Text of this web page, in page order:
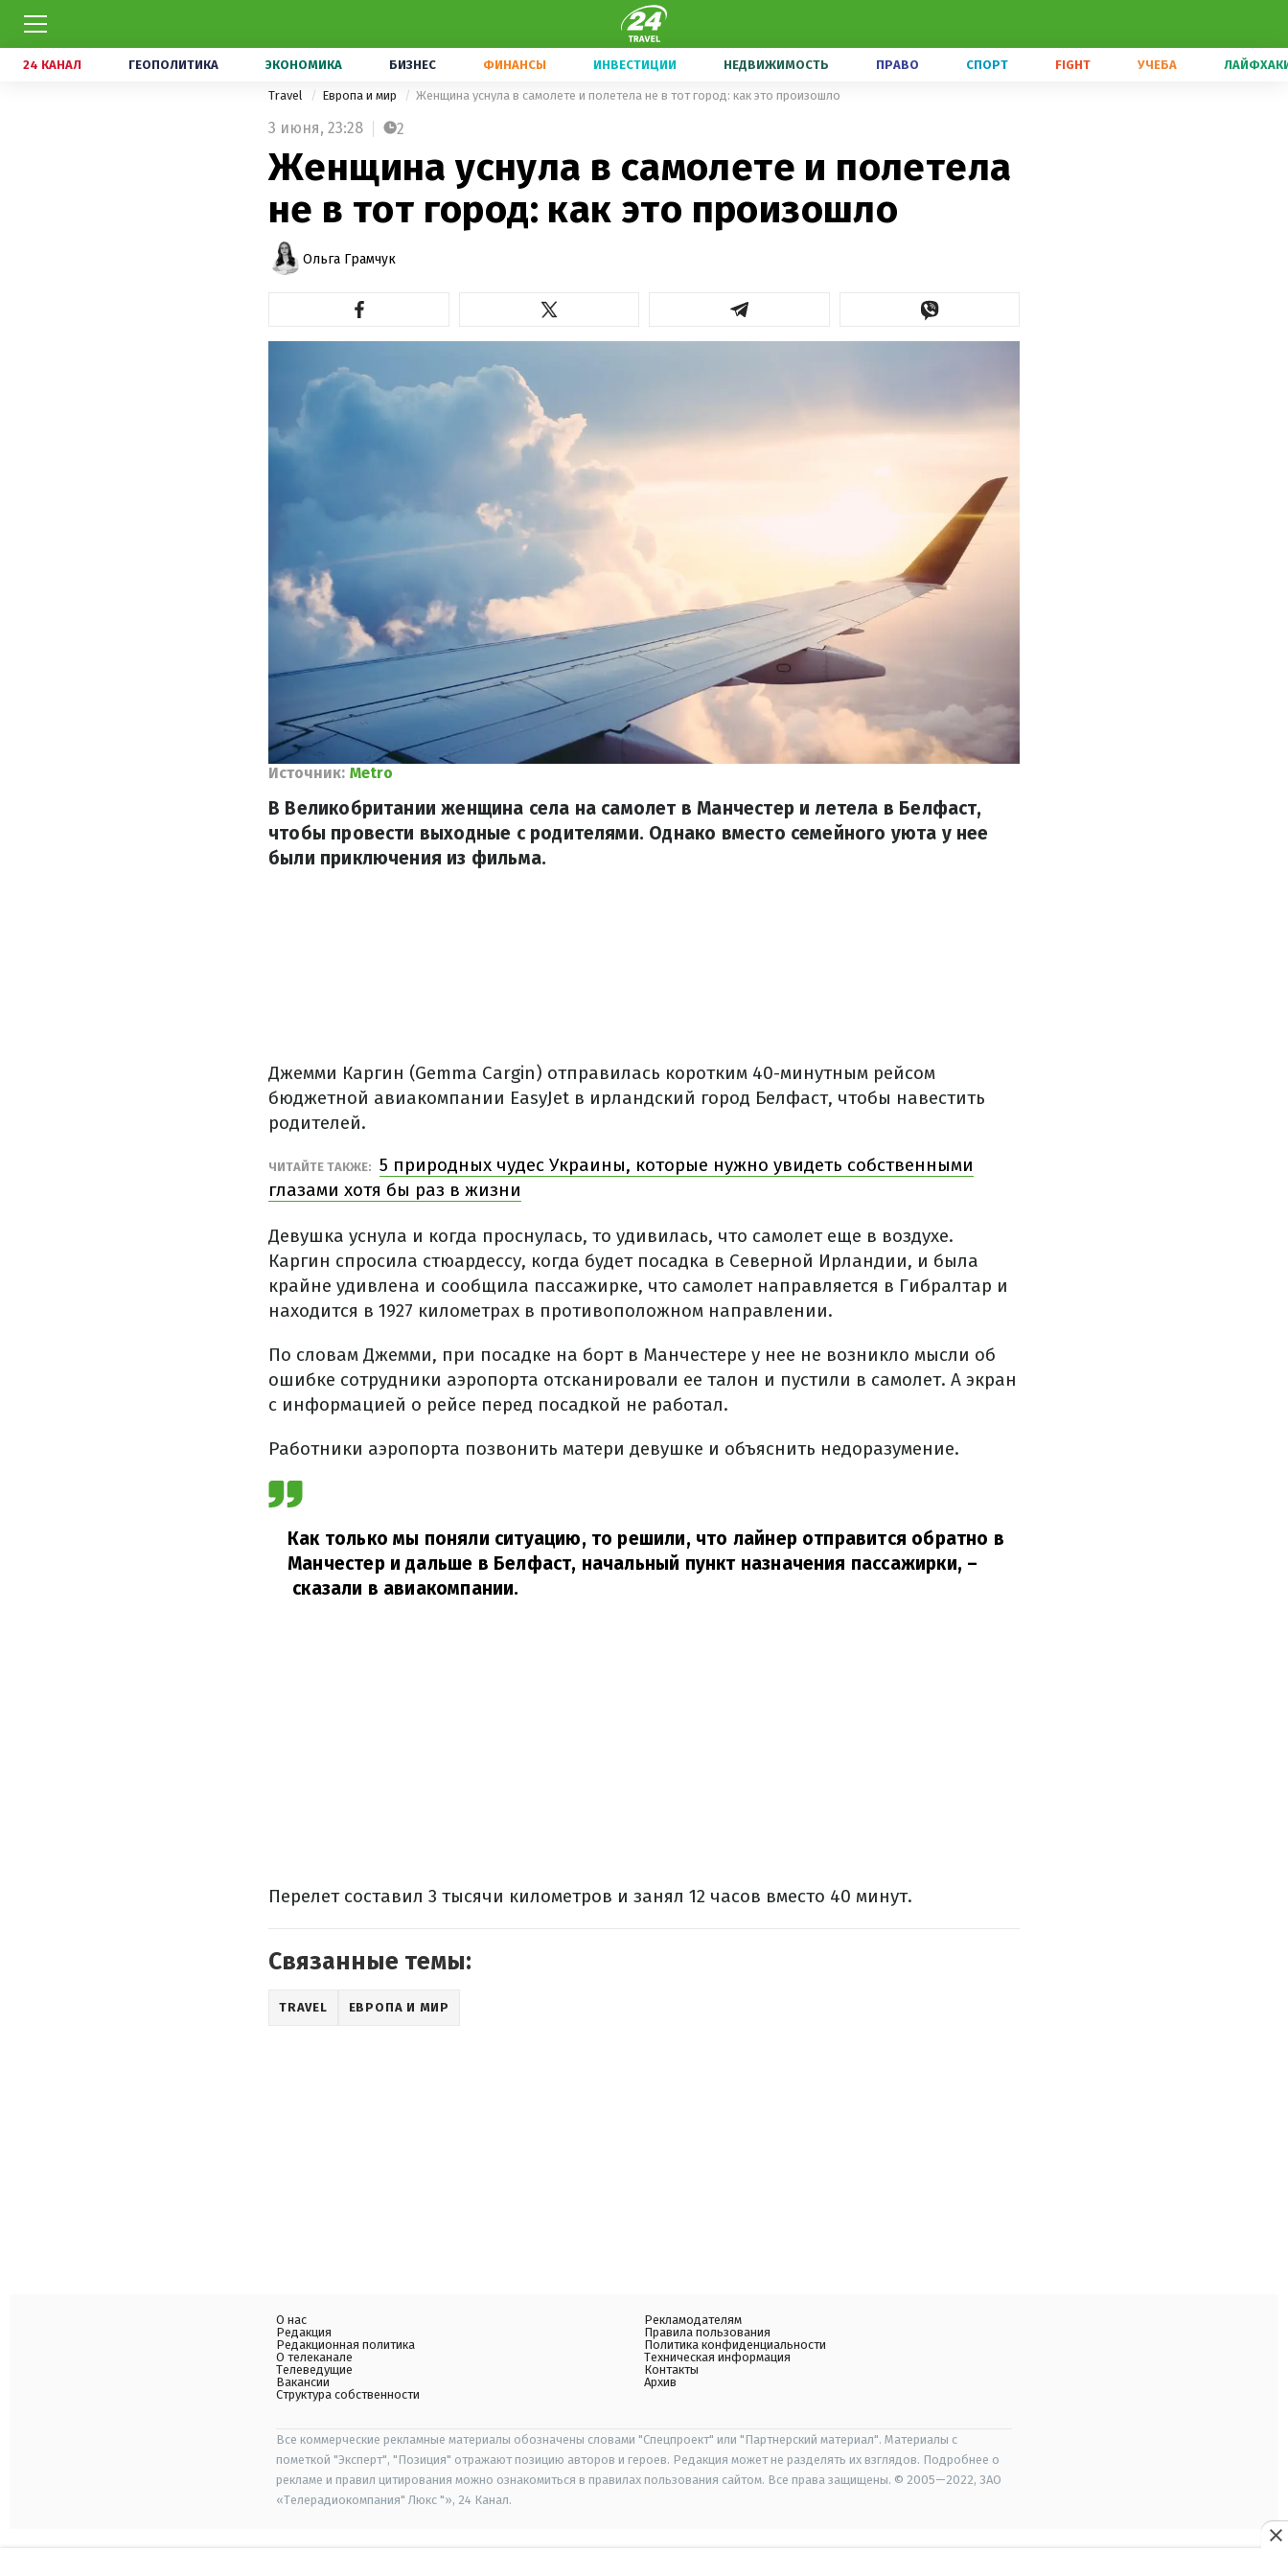
24 КАНАЛ ГЕОПОЛИТИКА ЭКОНОМИКА БИЗНЕС ФИНАНСЫ ИНВЕСТИЦИИ НЕДВИЖИМОСТЬ ПРАВО СПОРТ FIGHT УЧЕБА
Travel Европа и мир Женщина уснула в самолете и полетела не в тот город: как это произошло
3 июня, 23:28 2
Женщина уснула в самолете и полетела
не в тот город: как это произошло
Ольга Грамчук
Источник: Metro
В Великобритании женщина села на самолет в Манчестер и летела в Белфаст,
чтобы провести выходные с родителями. Однако вместо семейного уюта у нее
были приключения из фильма.
Джемми Каргин (Gemma Cargin) отправилась коротким 40-минутным рейсом
бюджетной авиакомпании EasyJet в ирландский город Белфаст, чтобы навестить
родителей.
ЧИТАЙТЕ ТАКЖЕ: 5 природных чудес Украины, которые нужно увидеть собственными
глазами хотя бы раз в жизни
Девушка уснула и когда проснулась, то удивилась, что самолет еще в воздухе.
Каргин спросила стюардессу, когда будет посадка в Северной Ирландии, и была
крайне удивлена ​​и сообщила пассажирке, что самолет направляется в Гибралтар и
находится в 1927 километрах в противоположном направлении.
По словам Джемми, при посадке на борт в Манчестере у нее не возникло мысли об
ошибке сотрудники аэропорта отсканировали ее талон и пустили в самолет. А экран
с информацией о рейсе перед посадкой не работал.
Работники аэропорта позвонить матери девушке и объяснить недоразумение.
Как только мы поняли ситуацию, то решили, что лайнер отправится обратно в
Манчестер и дальше в Белфаст, начальный пункт назначения пассажирки, –
сказали в авиакомпании.
Перелет составил 3 тысячи километров и занял 12 часов вместо 40 минут.
Связанные темы:
TRAVEL ЕВРОПА И МИР
О нас
Редакция
Редакционная политика
О телеканале
Телеведущие
Вакансии
Структура собственности
Рекламодателям
Правила пользования
Политика конфиденциальности
Техническая информация
Контакты
Архив
Все коммерческие рекламные материалы обозначены словами "Спецпроект" или "Партнерский материал". Материалы с
пометкой "Эксперт", "Позиция" отражают позицию авторов и героев. Редакция может не разделять их взглядов. Подробнее о
рекламе и правил цитирования можно ознакомиться в правилах пользования сайтом. Все права защищены. © 2005—2022, ЗАО
«Телерадиокомпания" Люкс "», 24 Канал.